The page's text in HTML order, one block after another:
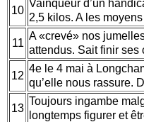
10
Vainqueur d’un
2,5 kilos. A les
11
A «crevé» nos
attendus. Sait finir ses
12
4e le 4 mai à
qu’elle nous rassure.
13
Toujours ingambe
longtemps figurer et